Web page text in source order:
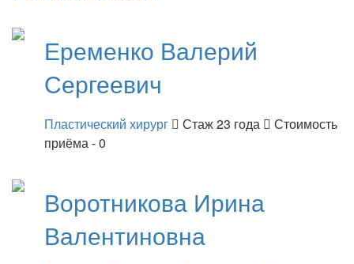
Еременко Валерий
Сергеевич
Пластический хирург Стаж 23 года
Стоимость
приёма - 0
Воротникова Ирина
Валентиновна